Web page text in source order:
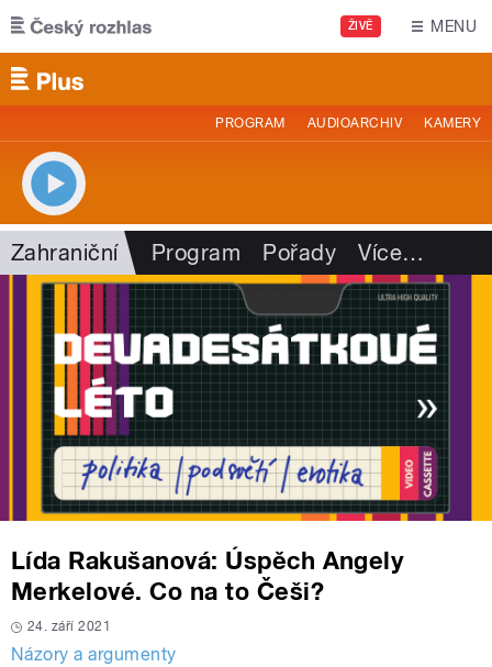
Přejít k hlavnímu obsahu
ŽIVĚ MENU
PROGRAM AUDIOARCHIV KAMERY
Zahraniční Program Pořady Více…
Lída Rakušanová: Úspěch Angely
Merkelové. Co na to Češi?
24. září 2021
Názory a argumenty